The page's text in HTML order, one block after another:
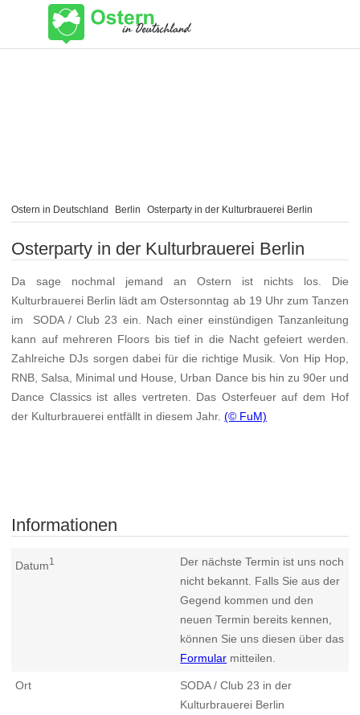
Ostern in Deutschland Berlin Osterparty in der Kulturbrauerei Berlin
Osterparty in der Kulturbrauerei Berlin
Da sage nochmal jemand an Ostern ist nichts los. Die
Kulturbrauerei Berlin lädt am Ostersonntag ab 19 Uhr zum Tanzen
im SODA / Club 23 ein. Nach einer einstündigen Tanzanleitung
kann auf mehreren Floors bis tief in die Nacht gefeiert werden.
Zahlreiche DJs sorgen dabei für die richtige Musik. Von Hip Hop,
RNB, Salsa, Minimal und House, Urban Dance bis hin zu 90er und
Dance Classics ist alles vertreten. Das Osterfeuer auf dem Hof
der Kulturbrauerei entfällt in diesem Jahr.(© FuM)
Informationen
Datum1
Der nächste Termin ist uns noch
nicht bekannt. Falls Sie aus der
Gegend kommen und den
neuen Termin bereits kennen,
können Sie uns diesen über das
Formular mitteilen.
Ort
SODA / Club 23 in der
Kulturbrauerei Berlin